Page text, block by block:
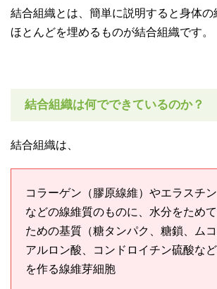
結合組織とは、簡単に説明すると身体
ほとんどを埋めるものが結合組織です。
結合組織は何でできているのか？
結合組織は、
コラーゲン（膠原線維）やエラスチン
などの線維質のものに、水分をため
ための基質（糖タンパク、糖鎖、
アルロン酸、コンドロイチン硫酸な
を作る線維芽細胞